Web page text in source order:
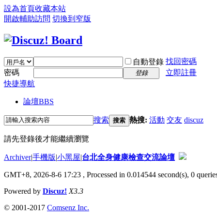
設為首頁收藏本站
開啟輔助訪問 切換到窄版
自動登錄 找回密碼
密碼
登錄
立即註冊
快捷導航
論壇BBS
搜索 搜索 熱搜: 活動 交友 discuz
請先登錄後才能繼續瀏覽
Archiver|手機版|小黑屋|台北全身健康檢查交流論壇
GMT+8, 2026-8-6 17:23 , Processed in 0.014544 second(s), 0
Powered by Discuz! X3.3
© 2001-2017 Comsenz Inc.